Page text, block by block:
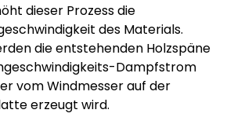
dieser Prozess die
des Materials.
die entstehenden Holzspäne
Dampfstrom
vom Windmesser auf der
erzeugt wird.